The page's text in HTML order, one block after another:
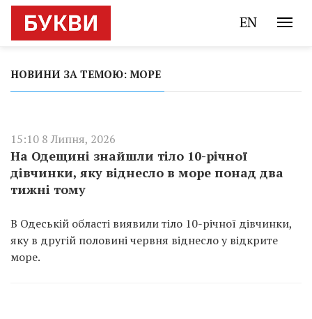
EN
НОВИНИ ЗА ТЕМОЮ: МОРЕ
15:10 8 Липня, 2026
На Одещині знайшли тіло 10-річної
дівчинки, яку віднесло в море понад два
тижні тому
В Одеській області виявили тіло 10-річної дівчинки,
яку в другій половині червня віднесло у відкрите
море.